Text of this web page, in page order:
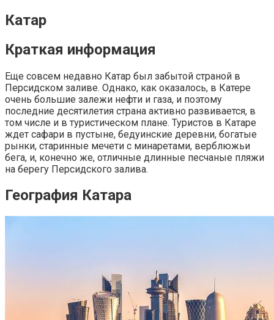
Катар
Краткая информация
Еще совсем недавно Катар был забытой страной в
Персидском заливе. Однако, как оказалось, в Катере
очень большие залежи нефти и газа, и поэтому
последние десятилетия страна активно развивается, в
том числе и в туристическом плане. Туристов в Катаре
ждет сафари в пустыне, бедуинские деревни, богатые
рынки, старинные мечети с минаретами, верблюжьи
бега, и, конечно же, отличные длинные песчаные пляжи
на берегу Персидского залива.
География Катара